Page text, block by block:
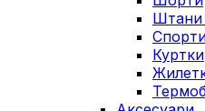
Штани
Куртки